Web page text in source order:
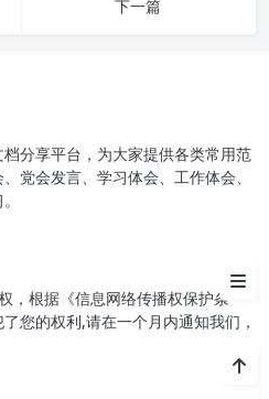
下一篇
力
时代背景下：以学促干 担当
分享平台，为大家提供各类常用范
党会发言、学习体会、工作体会、
，根据《信息网络传播权保护条
您的权利,请在一个月内通知我们，